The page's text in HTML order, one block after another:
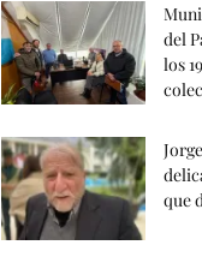
del
los
que